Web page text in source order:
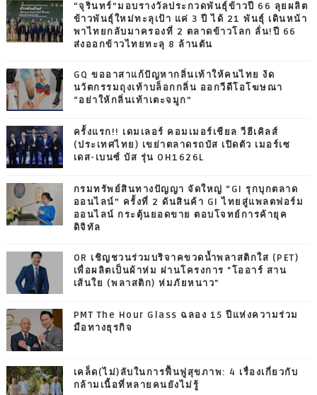
“จุรินทร์”มอบรางวัลประกวดพันธุ์ข้าวปี 66 ลุยผลิต
ข้าวพันธุ์ใหม่ทะลุเป้า แค่ 3 ปี ได้ 21 พันธุ์ เดินหน้า
พาไทยกลับมาครองที่ 2 ตลาดข้าวโลก ลั่น!ปี 66
ส่งออกข้าวไทยทะลุ 8 ล้านตัน
GQ ขออาสาแก้ปัญหากลิ่นเท้าให้คนไทย งัด
นวัตกรรมถุงเท้าบล็อกกลิ่น ออกวีดีโอโฆษณา
“อย่าให้กลิ่นเท้าเตะจมูก”
ครั้งแรก!! เดมเลอร์ คอมเมอร์เชียล วีฮีเคิลส์
(ประเทศไทย) เขย่าตลาดรถบัส เปิดตัว เมอร์เซ
เดส-เบนซ์ บัส รุ่น OH1626L
กรมทรัพย์สินทางปัญญา จัดใหญ่ “GI รุกบุกตลาด
ออนไลน์” ครั้งที่ 2 ดันสินค้า GI ไทยสู่แพลตฟอร์ม
ออนไลน์ กระตุ้นยอดขาย ตอบโจทย์การค้ายุค
ดิจิทัล
OR เชิญชวนร่วมบริจาคขวดน้ำพลาสติกใส (PET)
เพื่อผลิตเป็นผ้าห่ม ผ่านโครงการ "โออาร์ สาน
เส้นใย (พลาสติก) ห่มภัยหนาว"
PMT The Hour Glass ฉลอง 15 ปีแห่งความร่วม
มือทางธุรกิจ
เคล็ด(ไม่)ลับในการฟื้นฟูสุขภาพ: 4 เรื่องเกี่ยวกับ
กล้ามเนื้อที่หลายคนยังไม่รู้